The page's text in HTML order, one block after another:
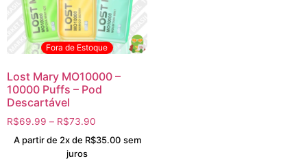
Fora de Estoque
Lost Mary MO10000 –
10000 Puffs – Pod
Descartável
R$69.99 – R$73.90
A partir de 2x de R$35.00 sem
juros